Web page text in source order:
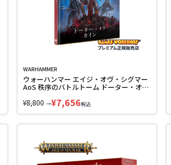
WARHAMMER
ウォーハンマー エイジ・オヴ・シグマー
AoS 秩序のバトルトーム ドーター・オ
AGE OF SIGMAR ORDER BATTLETOME
DAUGHTERS OF KHAINE（JAPANESE）
¥8,800 →¥7,656税込